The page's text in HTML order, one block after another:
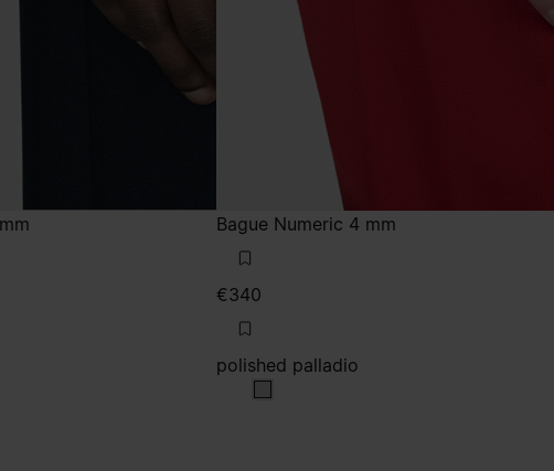
Bague Numeric 4 mm
€340
polished palladio
polished palladio